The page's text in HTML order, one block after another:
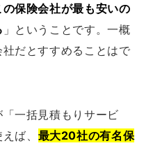
の保険会社が最も安いの
」ということです。一概
だとすすめることはで
一括見積もりサービ
ば、 最大20社の有名保